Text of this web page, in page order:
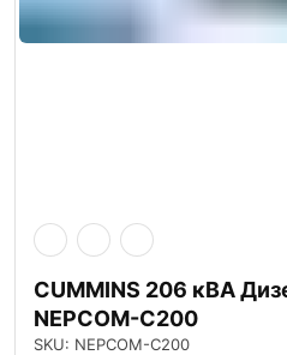
CUMMINS 206 кВА
NEPCOM-C200
SKU: NEPCOM-C200